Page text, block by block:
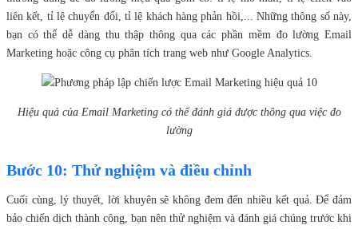
liên kết, tỉ lệ chuyển đổi, tỉ lệ khách hàng phản hồi,... Những thông số này,
bạn có thể dễ dàng thu thập thông qua các phần mềm đo lường Email
Marketing hoặc công cụ phân tích trang web như Google Analytics.
Hiệu quả của Email Marketing có thể đánh giá được thông qua việc đo
lường
Bước 10: Thử nghiệm và điều chỉnh
Cuối cùng, lý thuyết, lời khuyên sẽ không đem đến nhiều kết quả. Để đảm
bảo chiến dịch thành công, bạn nên thử nghiệm và đánh giá chúng trước khi